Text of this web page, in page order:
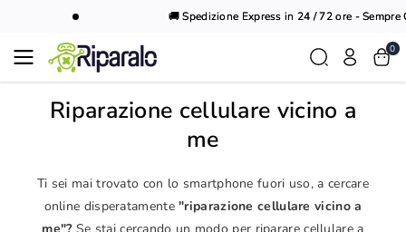
🚚 Spedizione Express in 24 / 72 ore - Sempre
0
Riparazione cellulare vicino a
me
Ti sei mai trovato con lo smartphone fuori uso, a cercare
online disperatamente"riparazione cellulare vicino a